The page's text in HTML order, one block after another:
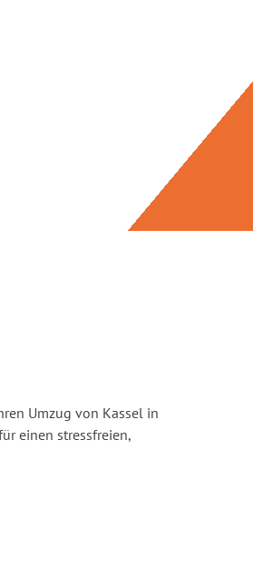
Umzug von Kassel in
einen stressfreien,